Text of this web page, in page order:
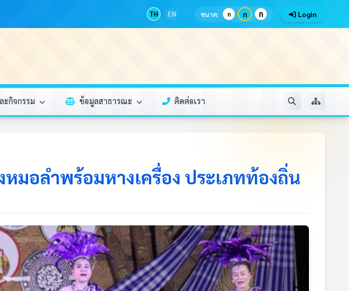
TH EN ขนาด: ก ก ก Login
ะกิจกรรม ข้อมูลสาธารณะ ติดต่อเรา
มอลำพร้อมหางเครื่อง ประเภทท้องถิ่น